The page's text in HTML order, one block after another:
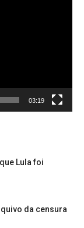
03:19
Lula foi
da censura